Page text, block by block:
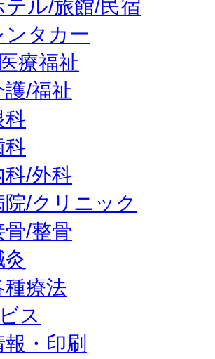
テル/旅館/民宿
ンタカー
療福祉
護/福祉
科
科
科/外科
院/クリニック
骨/整骨
灸
種療法
ス
報・印刷